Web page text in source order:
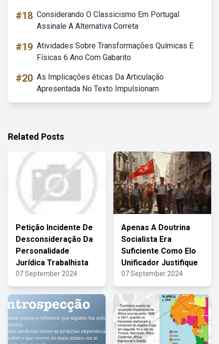
#18 Considerando O Classicismo Em Portugal
Assinale A Alternativa Correta
#19 Atividades Sobre Transformações Químicas E
Físicas 6 Ano Com Gabarito
#20 As Implicações éticas Da Articulação
Apresentada No Texto Impulsionam
Related Posts
Petição Incidente De
Desconsideração Da
Personalidade
Jurídica Trabalhista
07 September 2024
Apenas A Doutrina
Socialista Era
Suficiente Como Elo
Unificador Justifique
07 September 2024